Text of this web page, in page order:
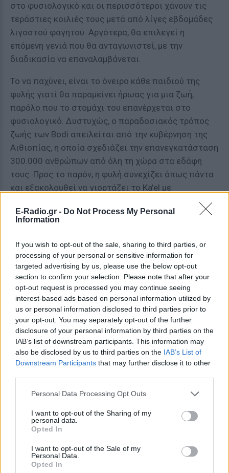
E-Radio.gr - Do Not Process My Personal
Information
If you wish to opt-out of the sale, sharing to third parties, or
processing of your personal or sensitive information for
targeted advertising by us, please use the below opt-out
section to confirm your selection. Please note that after your
opt-out request is processed you may continue seeing
interest-based ads based on personal information utilized by
us or personal information disclosed to third parties prior to
your opt-out. You may separately opt-out of the further
disclosure of your personal information by third parties on the
IAB’s list of downstream participants. This information may
also be disclosed by us to third parties on the IAB’s List of
Downstream Participants that may further disclose it to other
Personal Data Processing Opt Outs
I want to opt-out of the Sharing of my
personal data.
Opted In
I want to opt-out of the Sale of my
Personal Data.
Opted In
στο φυσιολογικό και οι περισσότεροι χάνουν τις
τεράστιες κοιλιές τους μετά από λίγες εβδομάδες
λιγοστού φαγητού. Αργότερα, θα επιλεγεί η
επόμενη γενιά που θα ανταγωνιστεί, με την
διαδικασία να επαναλαμβάνεται.
Το να παχύνει, είναι το όνειρο κάθε παιδιού της
φυλής γιατί θα παραμείνει ήρωας για μια ζωή,
παρόλο που το στομάχι του επανέρχεται στο
φυσιολογικό. Δυστυχώς, ο παραδοσιακός τρόπος
ζωής των Bodi απειλείται από την κυβέρνηση της
Αιθιοπίας, η οποία σχεδιάζει την επανεγκατάσταση
300.000 ανθρώπων από όλη τη χώρα στα εδάφη
τους. Προς το παρόν, η φυλή συνεχίζει όπως πάντα
και εξακολουθεί να γιορτάζει το Ka'el με
Ακολουθήστε το E-Radio.gr στο
Google News
και μάθετε πρώτοι